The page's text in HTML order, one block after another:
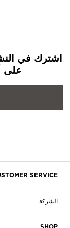
على
SERVICE
الدفع
الشركة